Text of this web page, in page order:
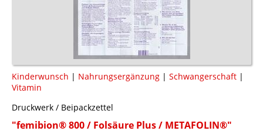
Kinderwunsch | Nahrungsergänzung | Schwangerschaft |
Vitamin
Druckwerk / Beipackzettel
"femibion® 800 / Folsäure Plus / METAFOLIN®"